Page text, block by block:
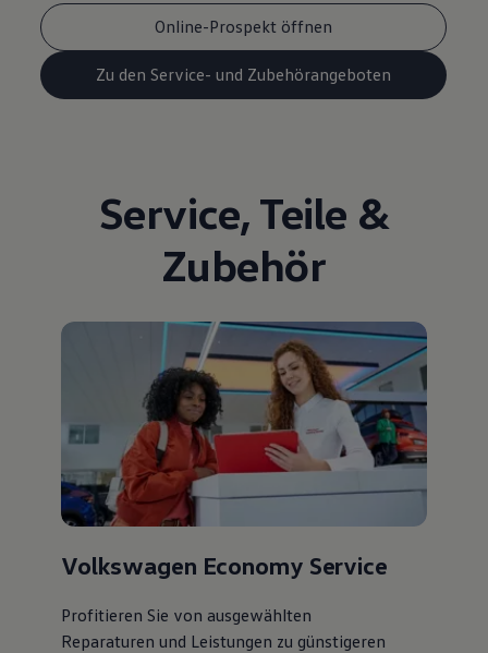
Online-Prospekt öffnen
Zu den Service- und Zubehörangeboten
Service, Teile &
Zubehör
Volkswagen Economy Service
Profitieren Sie von ausgewählten
Reparaturen und Leistungen zu günstigeren